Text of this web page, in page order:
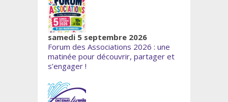
samedi 5 septembre 2026
Forum des Associations 2026 : une
matinée pour découvrir, partager et
s’engager !